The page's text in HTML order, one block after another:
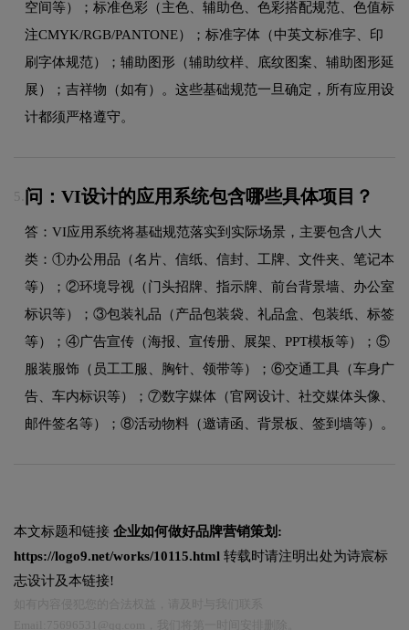
空间等）；标准色彩（主色、辅助色、色彩搭配规范、色值标
注CMYK/RGB/PANTONE）；标准字体（中英文标准字、印
刷字体规范）；辅助图形（辅助纹样、底纹图案、辅助图形延
展）；吉祥物（如有）。这些基础规范一旦确定，所有应用设
计都须严格遵守。
5. 问：VI设计的应用系统包含哪些具体项目？
答：VI应用系统将基础规范落实到实际场景，主要包含八大
类：①办公用品（名片、信纸、信封、工牌、文件夹、笔记本
等）；②环境导视（门头招牌、指示牌、前台背景墙、办公室
标识等）；③包装礼品（产品包装袋、礼品盒、包装纸、标签
等）；④广告宣传（海报、宣传册、展架、PPT模板等）；⑤
服装服饰（员工工服、胸针、领带等）；⑥交通工具（车身广
告、车内标识等）；⑦数字媒体（官网设计、社交媒体头像、
邮件签名等）；⑧活动物料（邀请函、背景板、签到墙等）。
本文标题和链接 企业如何做好品牌营销策划:
https://logo9.net/works/10115.html 转载时请注明出处为诗宸标
志设计及本链接!